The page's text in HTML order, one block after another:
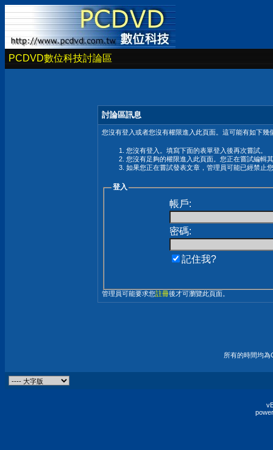
PCDVD數位科技討論區
討論區訊息
您沒有登入或者您沒有權限進入此頁面。這可能有如下幾
您沒有登入。填寫下面的表單登入後再次嘗試。
您沒有足夠的權限進入此頁面。您正在嘗試編輯
如果您正在嘗試發表文章，管理員可能已經禁止
登入
帳戶:
密碼:
記住我?
管理員可能要求您註冊後才可瀏覽此頁面。
所有的時間均為